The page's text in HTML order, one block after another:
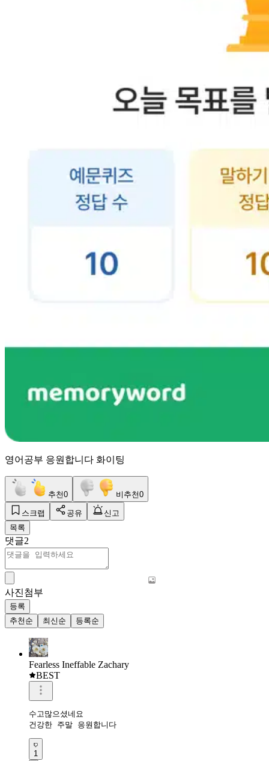
영어공부 응원합니다 화이팅
추천0 비추천0
스크랩 공유
신고
목록
댓글2
사진첨부
등록
추천순
최신순 등록순
Fearless Ineffable Zachary
BEST
수고많으셨네요
건강한 주말 응원합니다
1